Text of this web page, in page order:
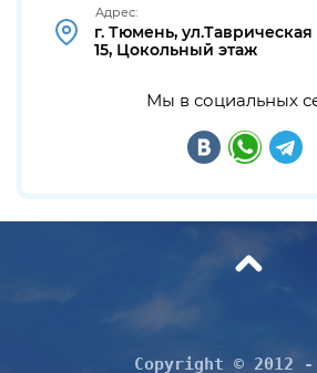
Адрес:
г. Тюмень,
15, Цокольный этаж
Мы в социальных
Copyright © 2012 -